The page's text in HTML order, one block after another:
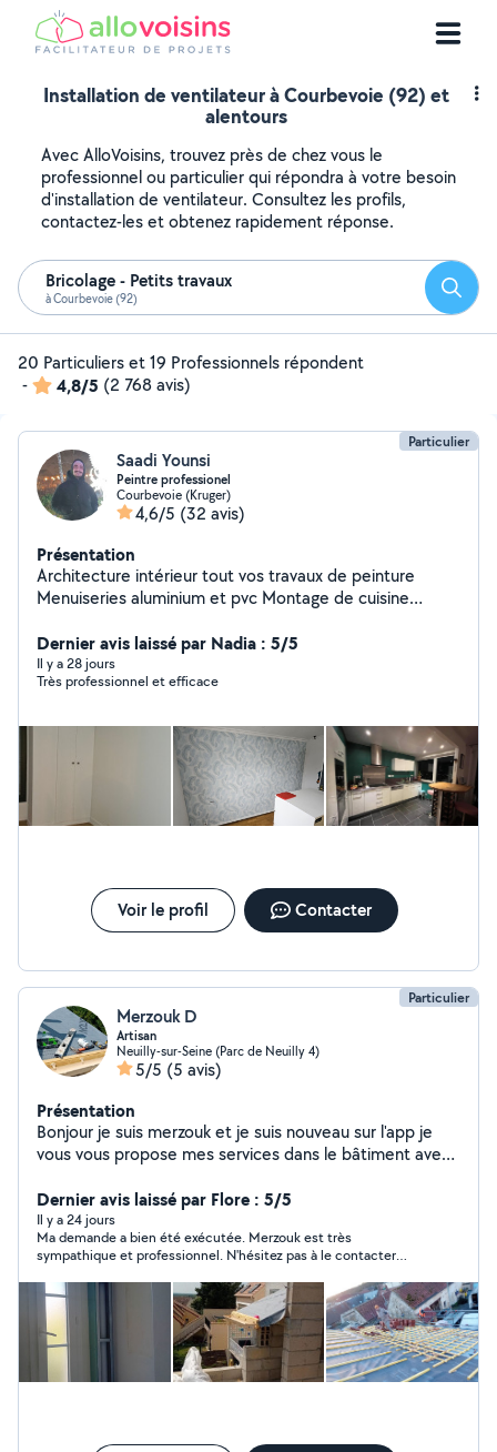
Installation de ventilateur à Courbevoie (92) et
alentours
Avec AlloVoisins, trouvez près de chez vous le
professionnel ou particulier qui répondra à votre besoin
d'installation de ventilateur. Consultez les profils,
contactez-les et obtenez rapidement réponse.
Bricolage - Petits travaux
à Courbevoie (92)
20 Particuliers et 19 Professionnels répondent
-
4,8/5 (2 768 avis)
Particulier
Saadi Younsi
Peintre professionel
Courbevoie (Kruger)
4,6/5 (32 avis)
Présentation
Architecture intérieur tout vos travaux de peinture
Menuiseries aluminium et pvc Montage de cuisine
Dernier avis laissé par Nadia : 5/5
Il y a 28 jours
Très professionnel et efficace
Voir le profil Contacter
Particulier
Merzouk D
Artisan
Neuilly-sur-Seine (Parc de Neuilly 4)
5/5 (5 avis)
Présentation
Bonjour je suis merzouk et je suis nouveau sur l'app je
vous vous propose mes services dans le bâtiment avec
domaine,maçonnerie générale intérieur et extérieur (
toiture façade carrelage parquet plaquant etc ) je suis à
votre disposition, à bientôt
Dernier avis laissé par Flore : 5/5
Il y a 24 jours
Ma demande a bien été exécutée. Merzouk est très
sympathique et professionnel. N'hésitez pas à le contacter